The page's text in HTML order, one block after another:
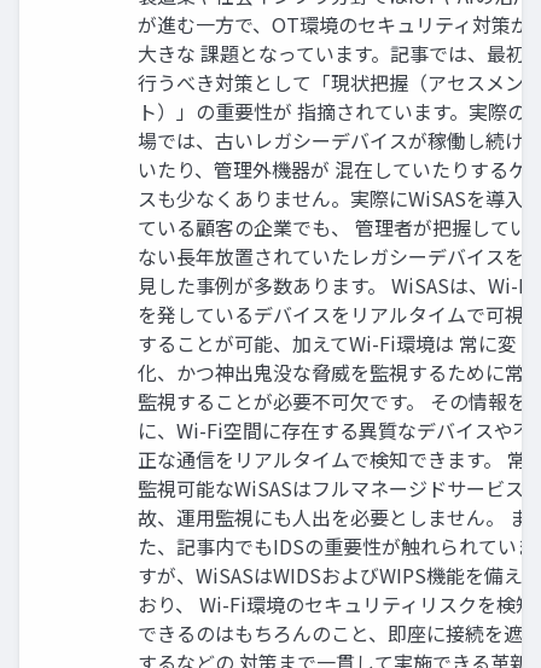
が進む一方で、OT環境のセキュリティ対策が
大きな 課題となっています。記事では、最初
行うべき対策として「現状把握（アセスメン
ト）」の重要性が 指摘されています。実際の
場では、古いレガシーデバイスが稼働し続け
いたり、管理外機器が 混在していたりするケ
スも少なくありません。実際にWiSASを導入
ている顧客の企業でも、 管理者が把握してい
ない長年放置されていたレガシーデバイスを
見した事例が多数あります。 WiSASは、Wi-Fi
を発しているデバイスをリアルタイムで可視
することが可能、加えてWi-Fi環境は 常に変
化、かつ神出鬼没な脅威を監視するために常
監視することが必要不可欠です。 その情報を
に、Wi-Fi空間に存在する異質なデバイスや不
正な通信をリアルタイムで検知できます。 常
監視可能なWiSASはフルマネージドサービス
故、運用監視にも人出を必要としません。 ま
た、記事内でもIDSの重要性が触れられていま
すが、WiSASはWIDSおよびWIPS機能を備えて
おり、 Wi-Fi環境のセキュリティリスクを検知
できるのはもちろんのこと、即座に接続を遮断
するなどの 対策まで一貫して実施できる革新